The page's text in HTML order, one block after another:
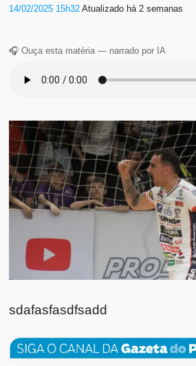
14/02/2025 15h32Atualizado há 2 semanas
🎧 Ouça esta matéria — narrado por IA
sdafasfasdfsadd